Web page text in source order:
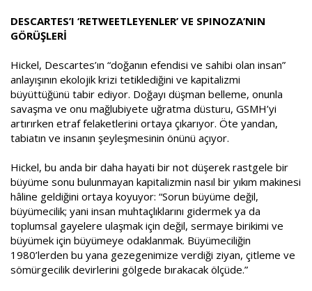
DESCARTES’I ‘RETWEETLEYENLER’ VE SPINOZA’NIN
GÖRÜŞLERİ
Hickel, Descartes’ın “doğanın efendisi ve sahibi olan insan”
anlayışının ekolojik krizi tetiklediğini ve kapitalizmi
büyüttüğünü tabir ediyor. Doğayı düşman belleme, onunla
savaşma ve onu mağlubiyete uğratma düsturu, GSMH’yi
artırırken etraf felaketlerini ortaya çıkarıyor. Öte yandan,
tabiatın ve insanın şeyleşmesinin önünü açıyor.
Hickel, bu anda bir daha hayati bir not düşerek rastgele bir
büyüme sonu bulunmayan kapitalizmin nasıl bir yıkım makinesi
hâline geldiğini ortaya koyuyor: “Sorun büyüme değil,
büyümecilik; yani insan muhtaçlıklarını gidermek ya da
toplumsal gayelere ulaşmak için değil, sermaye birikimi ve
büyümek için büyümeye odaklanmak. Büyümeciliğin
1980’lerden bu yana gezegenimize verdiği ziyan, çitleme ve
sömürgecilik devirlerini gölgede bırakacak ölçüde.”